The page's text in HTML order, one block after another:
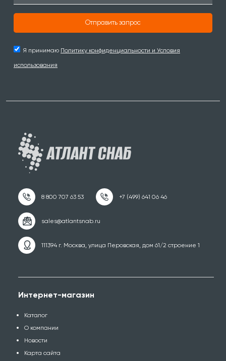
Отправить запрос
Я принимаю Политику конфиденциальности и Условия
использования
111394 г. Москва, улица Перовская, дом 61/2 строение 1
Интернет-магазин
Каталог
О компании
Новости
Карта сайта